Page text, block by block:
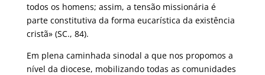
todos os homens; assim, a tensão missionária é
parte constitutiva da forma eucarística da existência
cristã» (SC., 84).
Em plena caminhada sinodal a que nos propomos a
nível da diocese, mobilizando todas as comunidades